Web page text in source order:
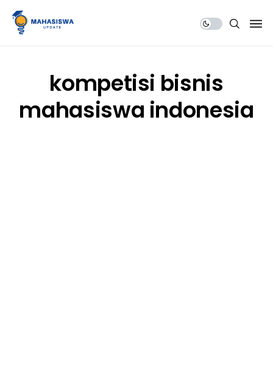
kompetisi bisnis
mahasiswa indonesia